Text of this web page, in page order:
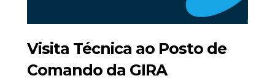
Visita Técnica ao Posto de
Comando da GIRA